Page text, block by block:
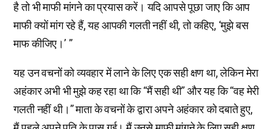
है तो भी माफी मांगने का प्रयास करें। यदि आपसे पूछा जाए कि आप
माफी क्यों मांग रहे हैं, यह आपकी गलती नहीं थी, तो कहिए, ‘मुझे बस
माफ कीजिए।’ ”
यह उन वचनों को व्यवहार में लाने के लिए एक सही क्षण था, लेकिन मेरा
अहंकार अभी भी मुझे कह रहा था कि “मैं सही थी” और यह कि “वह मेरी
गलती नहीं थी।” माता के वचनों के द्वारा अपने अहंकार को दबाते हुए,